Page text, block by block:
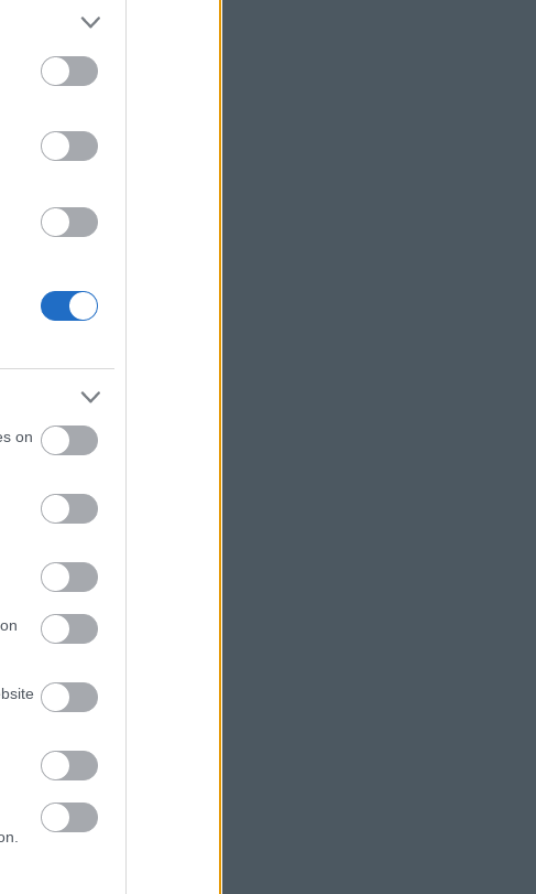
on
(zene: Leonard
(zene: Jule Styne)
Can Whistle
Night Music
Todd
In The Park With George
Bounce/Road Show
Sondheim Reference
Sondheim Society